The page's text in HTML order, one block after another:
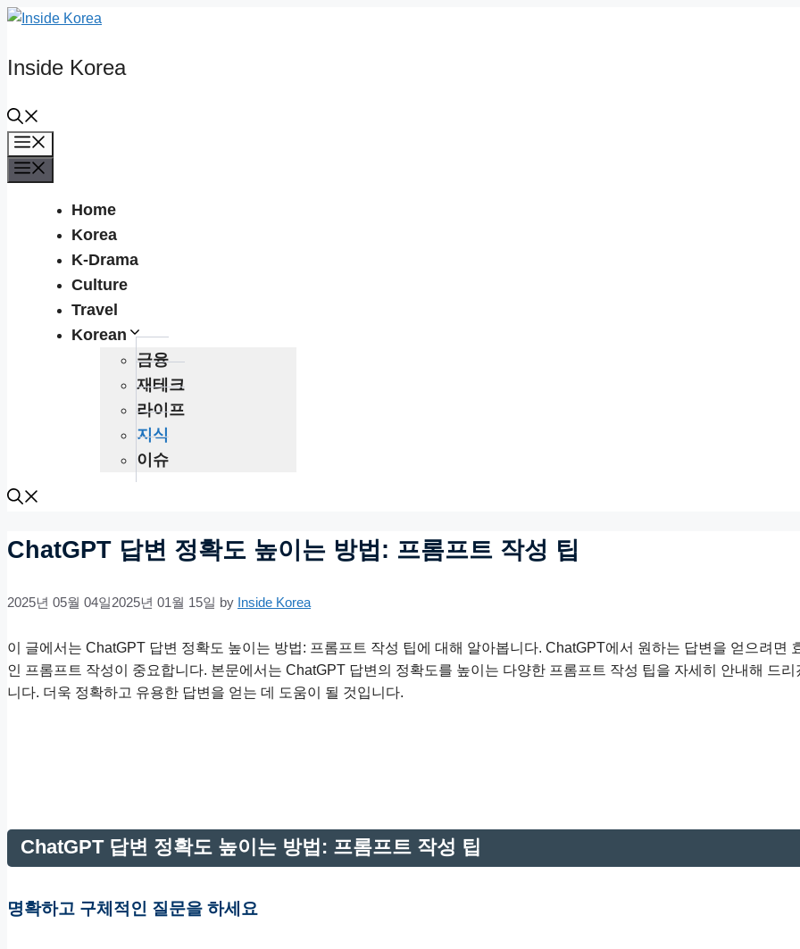
Skip
content
Inside Korea
Home
Korea
K-Drama
Culture
Travel
Korean
금융
재테크
라이프
지식
이슈
ChatGPT 답변 정확도 높이는 방법: 프롬프트 작성 팁
2025년 05월 04일2025년 01월 15일 by Inside Korea
이 글에서는 ChatGPT 답변 정확도 높이는 방법: 프롬프트 작성 팁에 대해 알아봅니다. ChatGPT에서 원하는 답변을 얻으려면
인 프롬프트 작성이 중요합니다. 본문에서는 ChatGPT 답변의 정확도를 높이는 다양한 프롬프트 작성 팁을 자세히 안내해 드리
니다. 더욱 정확하고 유용한 답변을 얻는 데 도움이 될 것입니다.
ChatGPT 답변 정확도 높이는 방법: 프롬프트 작성 팁
명확하고 구체적인 질문을 하세요